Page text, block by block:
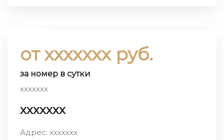
от ххххххх руб.
за номер в сутки
ххххххх
ххххххх
Адрес: ххххххх